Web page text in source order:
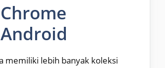
memiliki lebih banyak koleksi